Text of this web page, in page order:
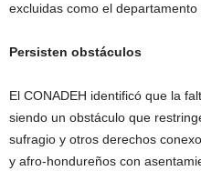
excluidas como el departamento
Persisten obstáculos
El CONADEH identificó que la
siendo un obstáculo que
sufragio y otros derechos
y afro-hondureños con